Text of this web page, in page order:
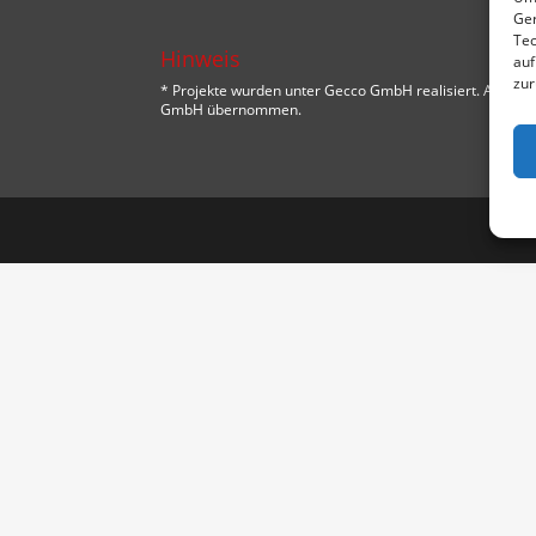
Hinweis
* Projekte wurden unter Gecco GmbH realisiert. Alle
GmbH übernommen.